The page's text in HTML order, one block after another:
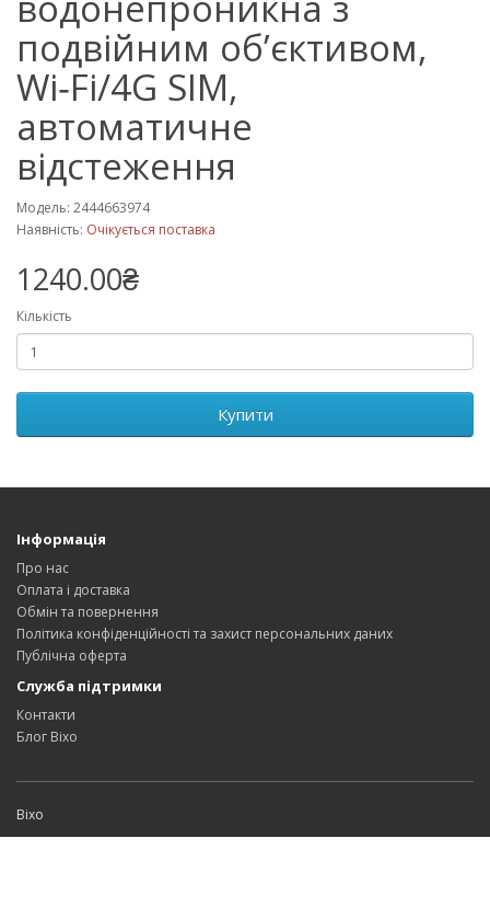
подвійним об’єктивом,
Wi‑Fi/4G SIM,
автоматичне
відстеження
Модель: 2444663974
Наявність: Очікується поставка
1240.00₴
Кількість
Купити
Інформація
Про нас
Оплата і доставка
Обмін та повернення
Політика конфіденційності та захист персональних даних
Публічна оферта
Служба підтримки
Контакти
Блог Bixo
Bixo